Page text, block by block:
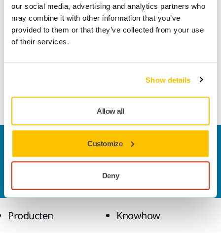
our social media, advertising and analytics partners who
may combine it with other information that you’ve
provided to them or that they’ve collected from your use
of their services.
Show details
Allow all
Customize
Deny
Productinformatie
Mirka M-PRO lamellenschijf 180 mm Inox met
zirkoniumkorrel voor veeleisende toepassingen.
Wilt u meer weten?Neem contact met ons op.Ons
Producten Knowhow